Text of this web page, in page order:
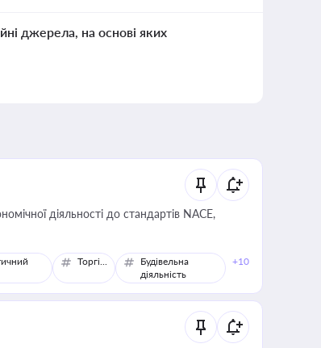
джерела, на основі яких
діяльності до стандартів NACE,
Торгівля
Будівельна
діяльність
+10